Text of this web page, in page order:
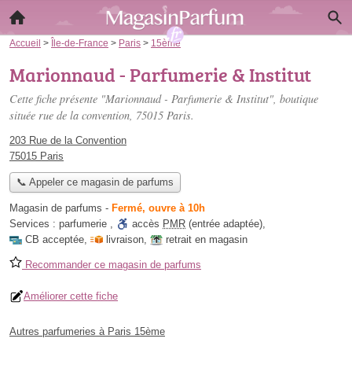
Accueil > Île-de-France > Paris > 15ème
Marionnaud - Parfumerie & Institut
Cette fiche présente "Marionnaud - Parfumerie & Institut", boutique
située rue de la convention, 75015 Paris.
203 Rue de la Convention
75015 Paris
📞 Appeler ce magasin de parfums
Magasin de parfums - Fermé, ouvre à 10h
Services : parfumerie , accès PMR (entrée adaptée),
CB acceptée, livraison, retrait en magasin
Recommander ce magasin de parfums
Améliorer cette fiche
Autres parfumeries à Paris 15ème